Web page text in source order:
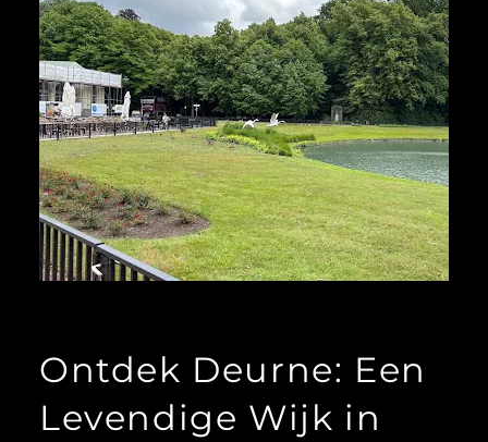
Ontdek Deurne: Een
Levendige Wijk in